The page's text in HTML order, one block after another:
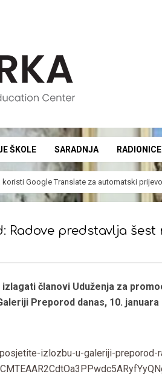
ŠKOLE SARADNJA RADIONICE
koristi Google Translateza automatski
Radove predstavlja
članovi Uduženja za
Preporod danas, 10.
izlozbu-u-galeriji-